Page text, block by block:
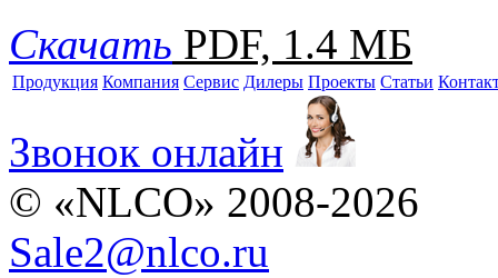
Скачать PDF, 1.4 МБ
Продукция Компания Сервис Дилеры Проекты Статьи
Звонок онлайн
© «NLCO» 2008-2026
Sale2@nlco.ru